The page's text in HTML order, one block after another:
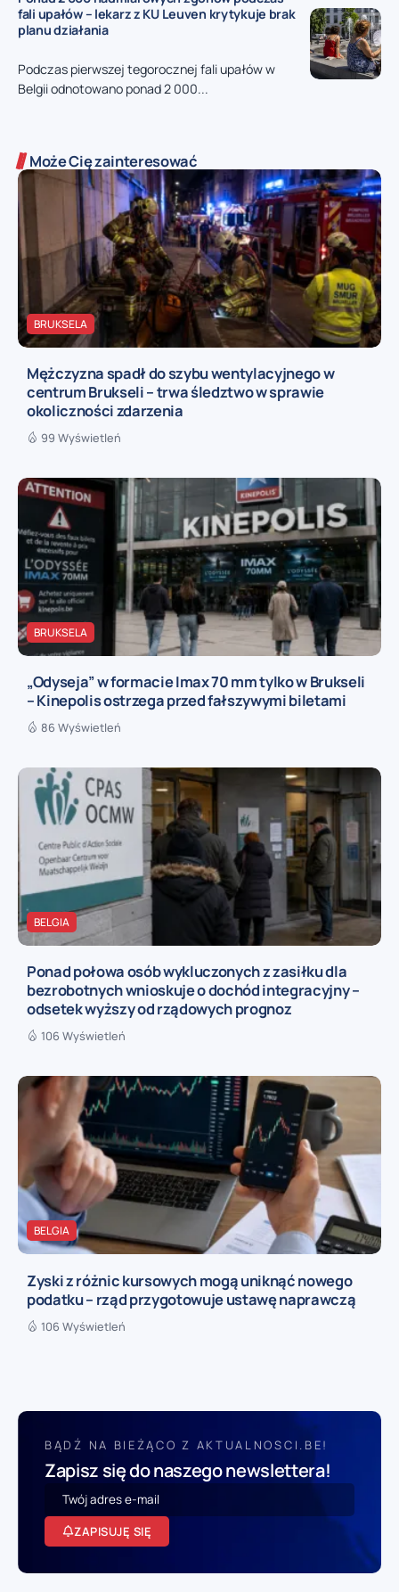
fali upałów – lekarz z KU Leuven krytykuje brak
planu działania
Podczas pierwszej tegorocznej fali upałów w
Belgii odnotowano ponad 2 000...
Może Cię zainteresować
BRUKSELA
Mężczyzna spadł do szybu wentylacyjnego w
centrum Brukseli – trwa śledztwo w sprawie
okoliczności zdarzenia
99 Wyświetleń
BRUKSELA
„Odyseja” w formacie Imax 70 mm tylko w Brukseli
– Kinepolis ostrzega przed fałszywymi biletami
86 Wyświetleń
BELGIA
Ponad połowa osób wykluczonych z zasiłku dla
bezrobotnych wnioskuje o dochód integracyjny –
odsetek wyższy od rządowych prognoz
106 Wyświetleń
BELGIA
Zyski z różnic kursowych mogą uniknąć nowego
podatku – rząd przygotowuje ustawę naprawczą
106 Wyświetleń
BĄDŹ NA BIEŻĄCO Z AKTUALNOSCI.BE!
Zapisz się do naszego newslettera!
ZAPISUJĘ SIĘ